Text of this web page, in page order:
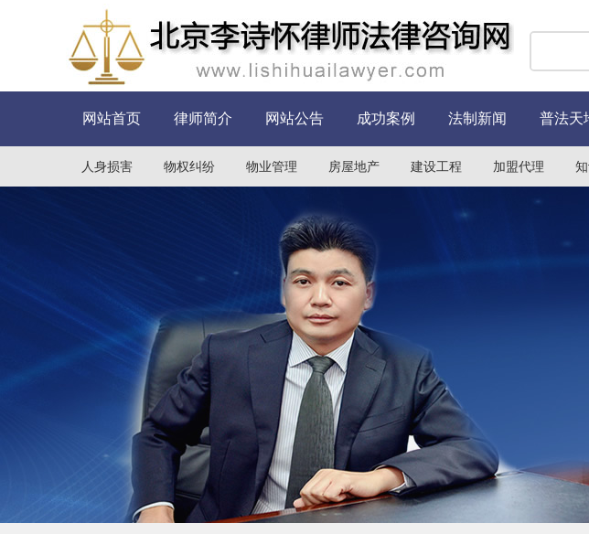
网站首页 律师简介 网站公告 成功案例 法制新闻 普法天
人身损害 物权纠纷 物业管理 房屋地产 建设工程 加盟代理